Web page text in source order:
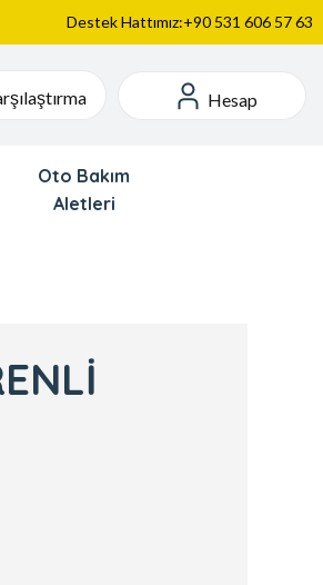
Destek Hattımız:+90 531 606 57 63
Hesap
Oto Bakım
Aletleri